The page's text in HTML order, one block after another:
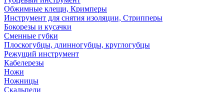
Обжимные клещи, Кримперы
Инструмент для снятия изоляции, Стрипперы
Бокорезы и кусачки
Сменные губки
Плоскогубцы, длинногубцы, круглогубцы
Режущий инструмент
Кабелерезы
Ножи
Ножницы
Скальпели